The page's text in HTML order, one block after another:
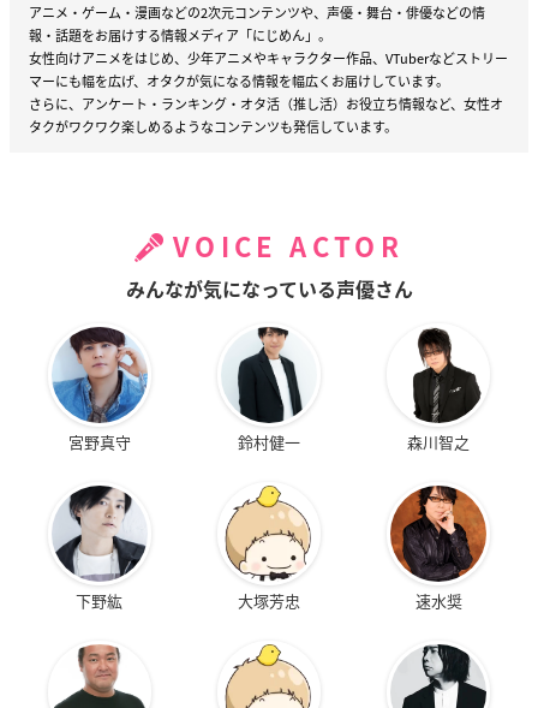
アニメ・ゲーム・漫画などの2次元コンテンツや、声優・舞台・俳優などの情
報・話題をお届けする情報メディア「にじめん」。
女性向けアニメをはじめ、少年アニメやキャラクター作品、VTuberなどストリー
マーにも幅を広げ、オタクが気になる情報を幅広くお届けしています。
さらに、アンケート・ランキング・オタ活（推し活）お役立ち情報など、女性オ
タクがワクワク楽しめるようなコンテンツも発信しています。
VOICE ACTOR
みんなが気になっている声優さん
宮野真守 鈴村健一 森川智之
下野紘 大塚芳忠 速水奨